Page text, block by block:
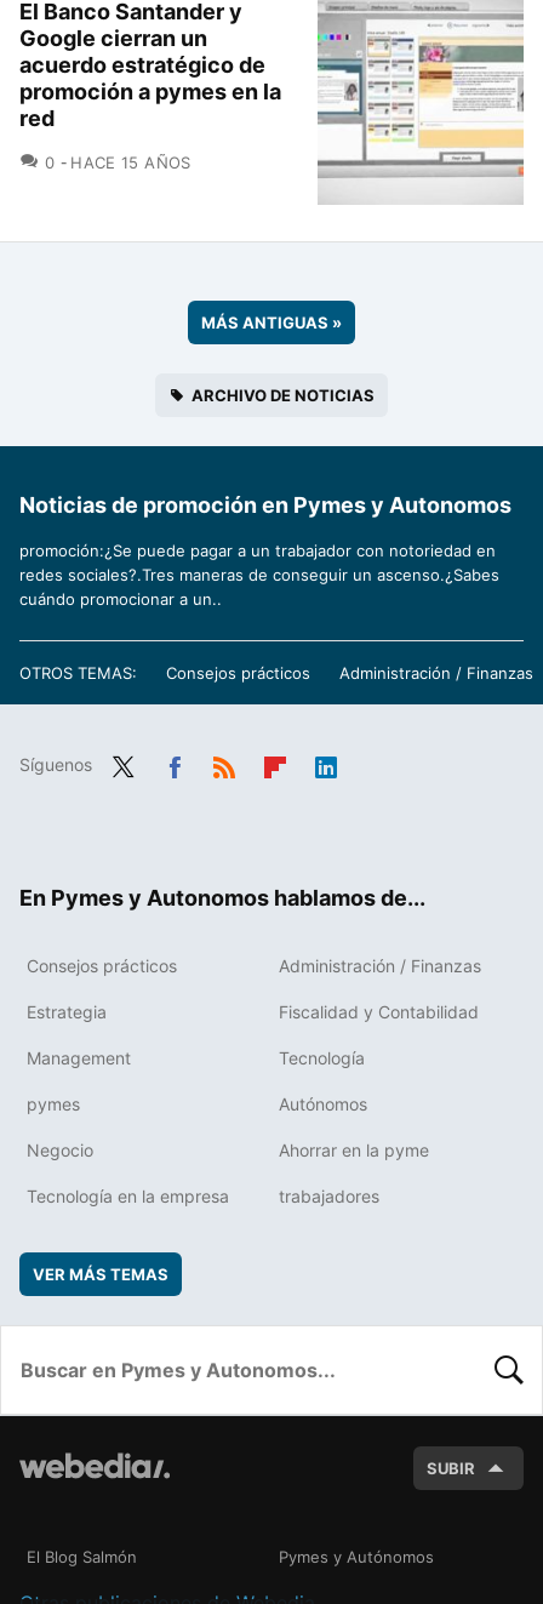
El Banco Santander y
Google cierran un
acuerdo estratégico de
promoción a pymes en la
red
0 COMENTARIOS
HACE 15 AÑOS
MÁS ANTIGUAS »
ARCHIVO DE NOTICIAS
Noticias de promoción en Pymes y Autonomos
promoción:¿Se puede pagar a un trabajador con notoriedad en
redes sociales?.Tres maneras de conseguir un ascenso.¿Sabes
cuándo promocionar a un..
OTROS TEMAS: Consejos prácticos Administración / Finanzas
Síguenos
En Pymes y Autonomos hablamos de...
Consejos prácticos Administración / Finanzas
Estrategia Fiscalidad y Contabilidad
Management Tecnología
pymes Autónomos
Negocio Ahorrar en la pyme
Tecnología en la empresa trabajadores
VER MÁS TEMAS
SUBIR
El Blog Salmón Pymes y Autónomos